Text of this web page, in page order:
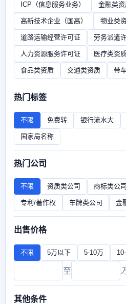
ICP（信息服务业务） 金融类
高新技术企业（国高） 物业类
道路运输经营许可证 劳务派遣
人力资源服务许可证 医疗类资
食品类资质 交通类资质 带
热门标签
不限 免费转 银行流水大
国家局名称
热门公司
不限 资质类公司 商标类公司
专利/著作权 车牌类公司 金
出售价格
不限 5万以下 5-10万
至
其他条件